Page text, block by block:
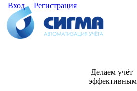
Вход Регистрация
Делаем учёт
эффективным